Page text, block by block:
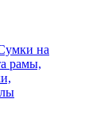
на
рамы,